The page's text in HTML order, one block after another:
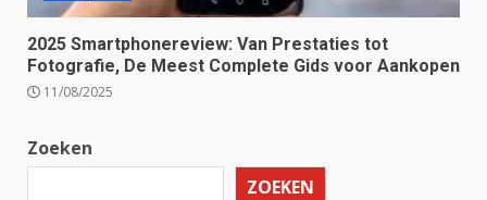
2025 Smartphonereview: Van Prestaties tot
Fotografie, De Meest Complete Gids voor Aankopen
11/08/2025
Zoeken
ZOEKEN